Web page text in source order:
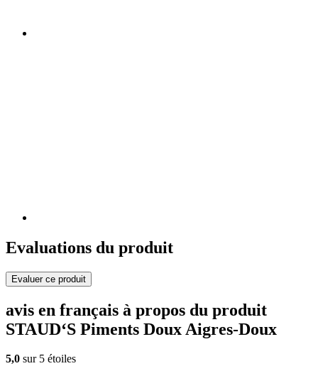
Evaluations du produit
Evaluer ce produit
avis en français à propos du produit
STAUD‘S Piments Doux Aigres-Doux
5,0 sur 5 étoiles